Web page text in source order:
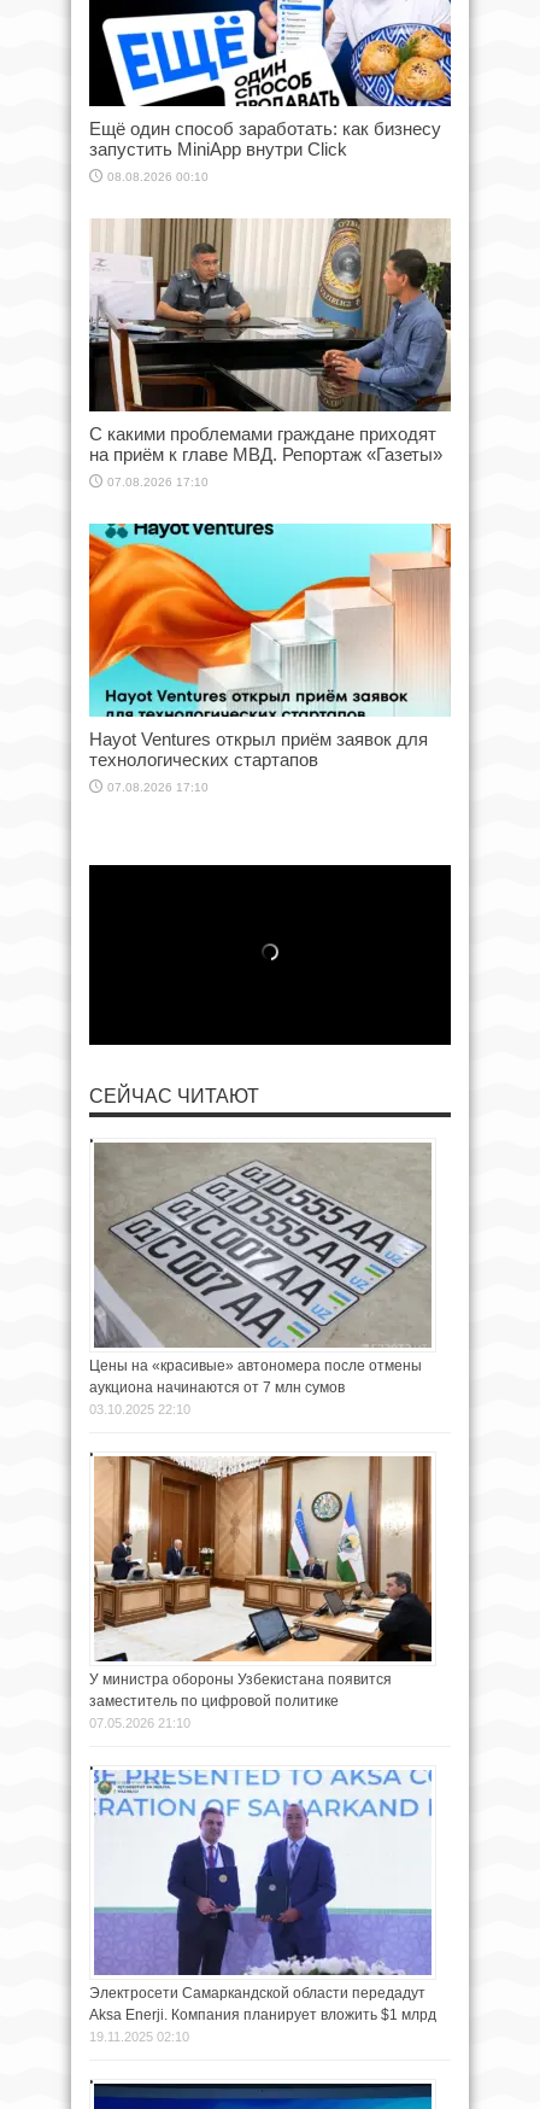
Ещё один способ заработать: как бизнесу
запустить MiniApp внутри Click
08.08.2026 00:10
С какими проблемами граждане приходят
на приём к главе МВД. Репортаж «Газеты»
07.08.2026 17:10
Hayot Ventures открыл приём заявок для
технологических стартапов
07.08.2026 17:10
СЕЙЧАС ЧИТАЮТ
Цены на «красивые» автономера после отмены
аукциона начинаются от 7 млн сумов
03.10.2025 22:10
У министра обороны Узбекистана появится
заместитель по цифровой политике
07.05.2026 21:10
Электросети Самаркандской области передадут
Aksa Enerji. Компания планирует вложить $1 млрд
19.11.2025 02:10